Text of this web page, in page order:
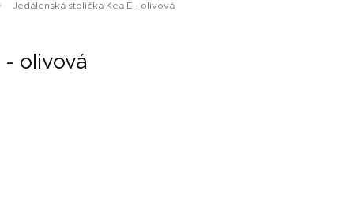
Jedálenská stolička Kea E - olivová
- olivová